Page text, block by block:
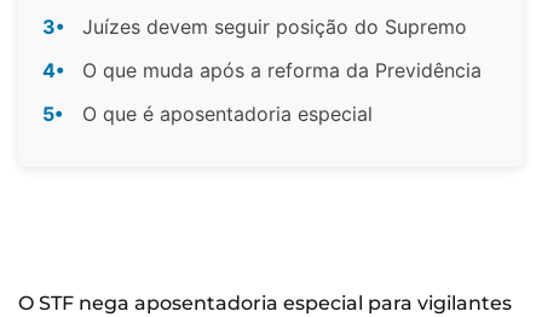
3•
Juízes devem seguir posição do Supremo
4•
O que muda após a reforma da Previdência
5•
O que é aposentadoria especial
O STF nega aposentadoria especial para vigilantes